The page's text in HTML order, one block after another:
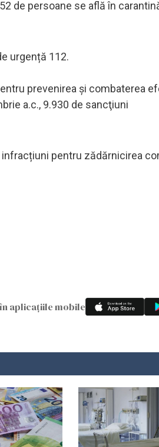
de persoane se află în
urgență 112.
prevenirea și combaterea
a.c., 9.930 de sancţiuni
pentru zădărnicirea
aplicațiile mobile